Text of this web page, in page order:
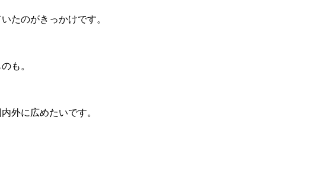
たのがきっかけです。
も。
外に広めたいです。